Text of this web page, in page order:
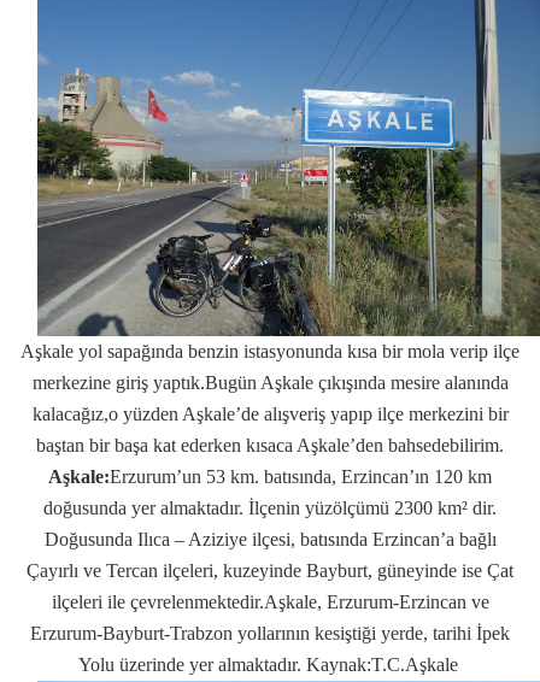
Aşkale yol sapağında benzin istasyonunda kısa bir mola verip ilçe
merkezine giriş yaptık.Bugün Aşkale çıkışında mesire alanında
kalacağız,o yüzden Aşkale’de alışveriş yapıp ilçe merkezini bir
baştan bir başa kat ederken kısaca Aşkale’den bahsedebilirim.
Aşkale:Erzurum’un 53 km. batısında, Erzincan’ın 120 km
doğusunda yer almaktadır. İlçenin yüzölçümü 2300 km² dir.
Doğusunda Ilıca – Aziziye ilçesi, batısında Erzincan’a bağlı
Çayırlı ve Tercan ilçeleri, kuzeyinde Bayburt, güneyinde ise Çat
ilçeleri ile çevrelenmektedir.Aşkale, Erzurum-Erzincan ve
Erzurum-Bayburt-Trabzon yollarının kesiştiği yerde, tarihi İpek
Yolu üzerinde yer almaktadır. Kaynak:T.C.Aşkale